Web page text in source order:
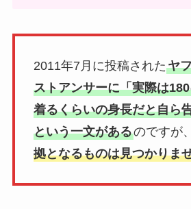
2011年7月に投稿されたヤ
ストアンサーに「実際は
着るくらいの身長だと自ら
という一文があるのですが、
拠となるものは見つかりま